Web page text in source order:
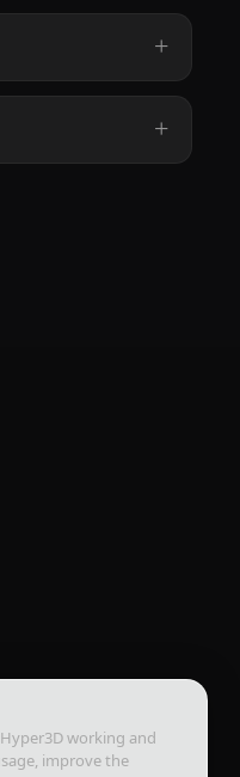
working and
improve the